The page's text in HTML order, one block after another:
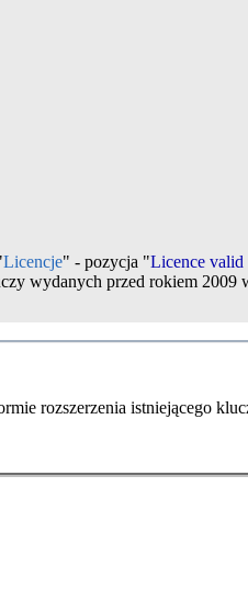
Licencje" - pozycja "Licence valid
wydanych przed rokiem 2009
rozszerzenia istniejącego